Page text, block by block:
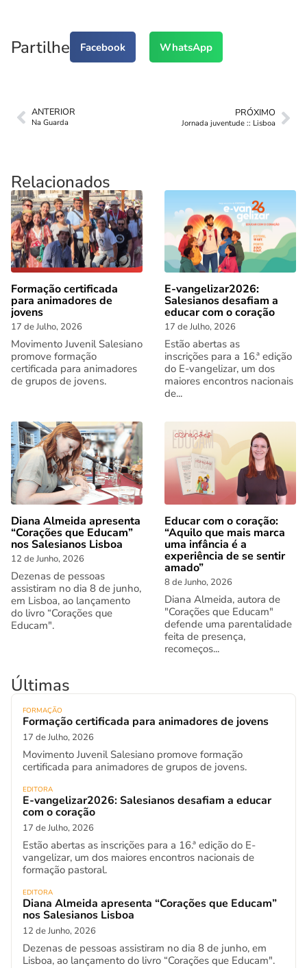
Partilhe Facebook WhatsApp
ANTERIOR
Na Guarda
PRÓXIMO
Jornada juventude :: Lisboa
Relacionados
Formação certificada
para animadores de
jovens
17 de Julho, 2026
Movimento Juvenil Salesiano
promove formação
certificada para animadores
de grupos de jovens.
E-vangelizar2026:
Salesianos desafiam a
educar com o coração
17 de Julho, 2026
Estão abertas as
inscrições para a 16.ª edição
do E-vangelizar, um dos
maiores encontros nacionais
de...
Diana Almeida apresenta
“Corações que Educam”
nos Salesianos Lisboa
12 de Junho, 2026
Dezenas de pessoas
assistiram no dia 8 de junho,
em Lisboa, ao lançamento
do livro “Corações que
Educam".
Educar com o coração:
“Aquilo que mais marca
uma infância é a
experiência de se sentir
amado”
8 de Junho, 2026
Diana Almeida, autora de
"Corações que Educam"
defende uma parentalidade
feita de presença,
recomeços...
Últimas
FORMAÇÃO
Formação certificada para animadores de jovens
17 de Julho, 2026
Movimento Juvenil Salesiano promove formação
certificada para animadores de grupos de jovens.
EDITORA
E-vangelizar2026: Salesianos desafiam a educar
com o coração
17 de Julho, 2026
Estão abertas as inscrições para a 16.ª edição do E-
vangelizar, um dos maiores encontros nacionais de
formação pastoral.
EDITORA
Diana Almeida apresenta “Corações que Educam”
nos Salesianos Lisboa
12 de Junho, 2026
Dezenas de pessoas assistiram no dia 8 de junho, em
Lisboa, ao lançamento do livro “Corações que Educam".